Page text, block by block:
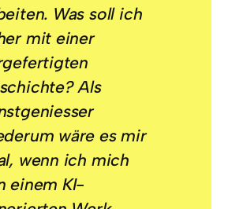
Was soll ich
mit einer
Als
wäre es mir
wenn ich mich
einem KI-